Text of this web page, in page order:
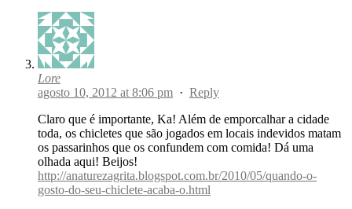
Lore
agosto 10, 2012 at 8:06 pm · Reply
Claro que é importante, Ka! Além de emporcalhar a cidade
toda, os chicletes que são jogados em locais indevidos matam
os passarinhos que os confundem com comida! Dá uma
olhada aqui! Beijos!
http://anaturezagrita.blogspot.com.br/2010/05/quando-o-
gosto-do-seu-chiclete-acaba-o.html